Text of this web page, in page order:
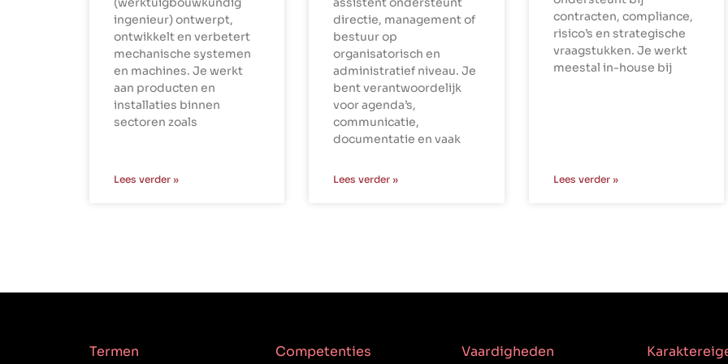
ingenieur) ontwerpt,
ontwikkelt en verbetert
mechanische systemen
en machines. Je werkt
aan producten en
installaties binnen
sectoren zoals
Lees verder »
directie, management of
bestuur op
organisatorisch en
administratief niveau. Je
bent verantwoordelijk
voor agenda’s,
communicatie,
documentatie en vaak
Lees verder »
contracten, compliance,
risico’s en strategische
vraagstukken. Je werkt
meestal in-house bij
Lees verder »
Termen Competenties Vaardigheden